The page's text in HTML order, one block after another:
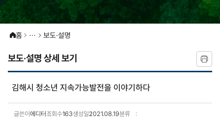
#5 esg
#6 빈곤
#7 un
홈 보도·설명
보도·설명 상세 보기
김해시 청소년 지속가능발전을 이야기하다
글쓴이에디터조회수163생성일2021.08.19분류